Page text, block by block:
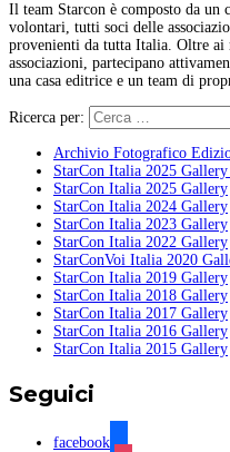
Il team Starcon è composto da un
volontari, tutti soci delle
provenienti da tutta Italia. Oltre
associazioni, partecipano
una casa editrice e un team di
Ricerca per:
Archivio Fotografico
StarCon Italia 2025
StarCon Italia 2025 Gallery
StarCon Italia 2024 Gallery
StarCon Italia 2023 Gallery
StarCon Italia 2022 Gallery
StarConVoi Italia 2020
StarCon Italia 2019 Gallery
StarCon Italia 2018 Gallery
StarCon Italia 2017 Gallery
StarCon Italia 2016 Gallery
StarCon Italia 2015 Gallery
Seguici
facebook